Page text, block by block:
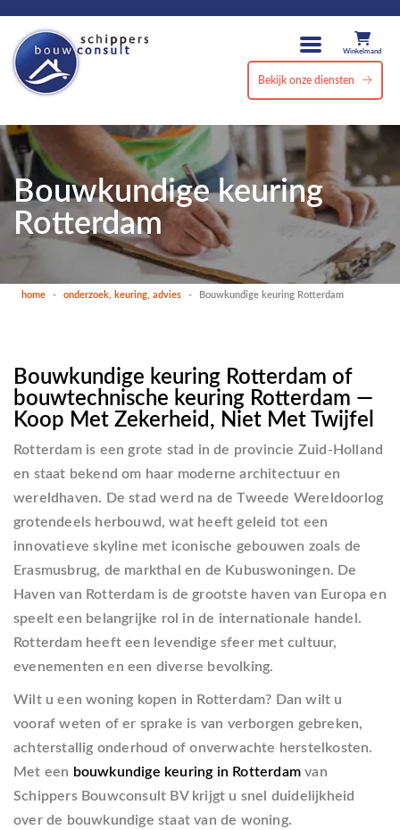
Winkelmand
Bekijk onze diensten
Bouwkundige keuring
Rotterdam
home - onderzoek, keuring, advies - Bouwkundige keuring Rotterdam
Bouwkundige keuring Rotterdam of
bouwtechnische keuring Rotterdam —
Koop Met Zekerheid, Niet Met Twijfel
Rotterdam is een grote stad in de provincie Zuid-Holland
en staat bekend om haar moderne architectuur en
wereldhaven. De stad werd na de Tweede Wereldoorlog
grotendeels herbouwd, wat heeft geleid tot een
innovatieve skyline met iconische gebouwen zoals de
Erasmusbrug, de markthal
en de Kubuswoningen. De
Haven van Rotterdamis de grootste haven van Europa en
speelt een belangrijke rol in de internationale handel.
Rotterdam heeft een levendige sfeer met cultuur,
evenementen en een diverse bevolking.
Wilt u een woning kopen in Rotterdam? Dan wilt u
vooraf weten of er sprake is van verborgen gebreken,
achterstallig onderhoud of onverwachte herstelkosten.
Met een bouwkundige keuring in Rotterdam van
Schippers Bouwconsult BV krijgt u snel duidelijkheid
over de bouwkundige staat van de woning.